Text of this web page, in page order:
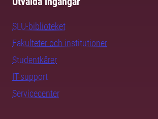
SLU-biblioteket
Fakulteter och institutioner
Studentkårer
IT-support
Servicecenter